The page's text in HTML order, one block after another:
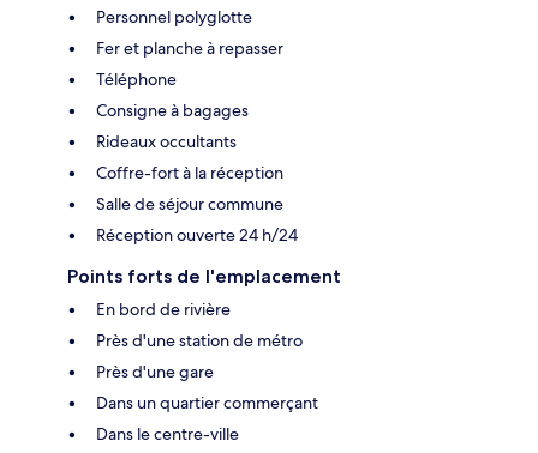
Personnel polyglotte
Fer et planche à repasser
Téléphone
Consigne à bagages
Rideaux occultants
Coffre-fort à la réception
Salle de séjour commune
Réception ouverte 24 h/24
Points forts de l'emplacement
En bord de rivière
Près d'une station de métro
Près d'une gare
Dans un quartier commerçant
Dans le centre-ville